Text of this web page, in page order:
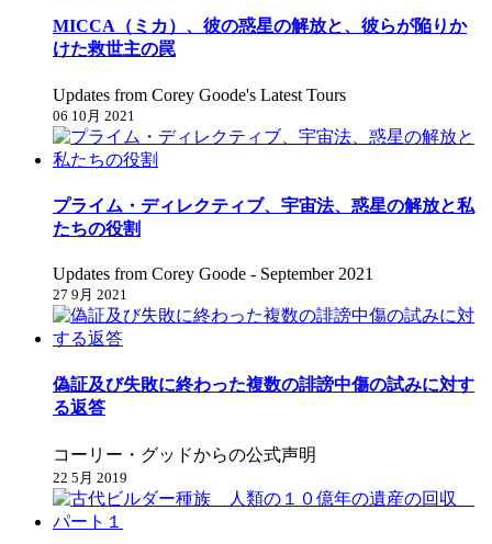
MICCA（ミカ）、彼の惑星の解放と、彼らが陥りか
けた救世主の罠
Updates from Corey Goode's Latest Tours
06 10月 2021
プライム・ディレクティブ、宇宙法、惑星の解放と私
たちの役割
Updates from Corey Goode - September 2021
27 9月 2021
偽証及び失敗に終わった複数の誹謗中傷の試みに対す
る返答
コーリー・グッドからの公式声明
22 5月 2019